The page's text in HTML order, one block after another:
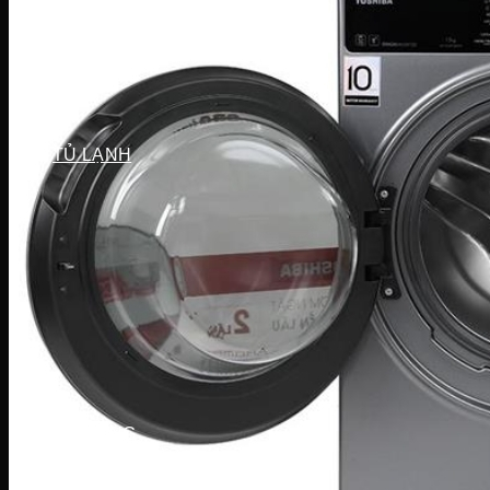
Máy sấy Samsung
Máy sấy Whirlpool
Máy sấy Electrolux
TỦ LẠNH
Tủ lạnh LG
Tủ lạnh Aqua
Tủ lạnh Funiki
Tủ lạnh Sharp
Tủ lạnh Casper
Tủ lạnh Hitachi
Tủ lạnh Toshiba
Tủ lạnh SamSung
Tủ lạnh Panasonic
Tủ lạnh Mitsubishi
Tủ lạnh Electrolux
TỦ ĐÔNG